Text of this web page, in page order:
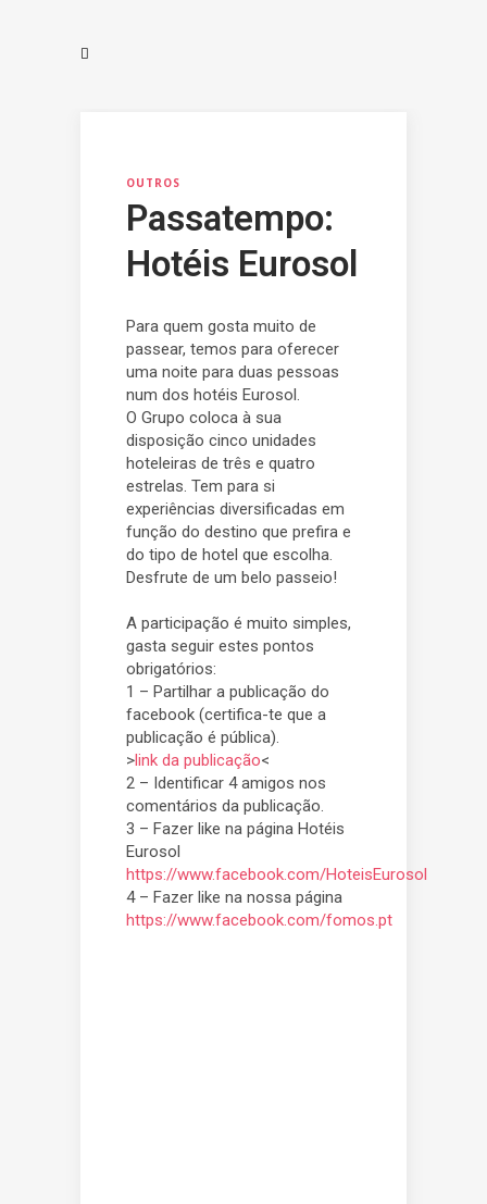
OUTROS
Passatempo:
Hotéis Eurosol
Para quem gosta muito de
passear, temos para oferecer
uma noite para duas pessoas
num dos hotéis Eurosol.
O Grupo coloca à sua
disposição cinco unidades
hoteleiras de três e quatro
estrelas. Tem para si
experiências diversificadas em
função do destino que prefira e
do tipo de hotel que escolha.
Desfrute de um belo passeio!
A participação é muito simples,
gasta seguir estes pontos
obrigatórios:
1 – Partilhar a publicação do
facebook (certifica-te que a
publicação é pública).
>link da publicação<
2 – Identificar 4 amigos nos
comentários da publicação.
3 – Fazer like na página Hotéis
Eurosol
https://www.facebook.com/HoteisEurosol
4 – Fazer like na nossa página
https://www.facebook.com/fomos.pt